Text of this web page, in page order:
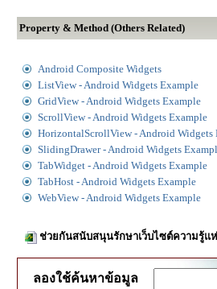
Property & Method (Others Related)
Android Composite Widgets
ListView - Android Widgets Example
GridView - Android Widgets Example
ScrollView - Android Widgets Example
HorizontalScrollView - Android Widgets
SlidingDrawer - Android Widgets
TabWidget - Android Widgets Example
TabHost - Android Widgets Example
WebView - Android Widgets Example
ช่วยกันสนับสนุนรักษาเว็บไซต์ความรู้แ
ลองใช้ค้นหาข้อมูล